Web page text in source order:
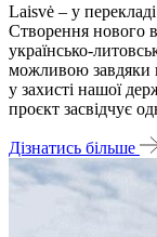
Laisvė – у
Створення нового
українсько-
можливою завдяки
у захисті нашої
проєкт засвідчує
Дізнатись більше